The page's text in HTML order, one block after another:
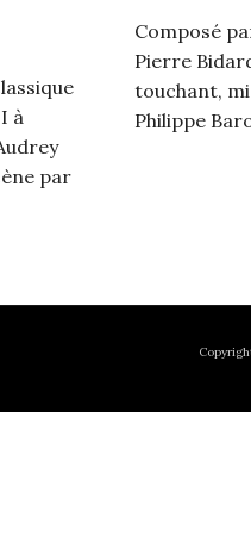
à
par
Composé
Pierre
touchant,
Philippe